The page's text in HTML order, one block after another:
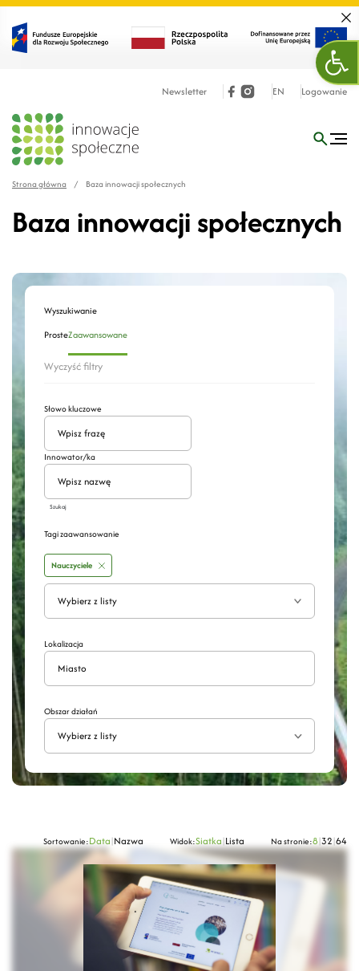
Newsletter EN Logowanie
Strona główna / Baza innowacji społecznych
Baza innowacji społecznych
Wyszukiwanie
ProsteZaawansowane
Wyczyść filtry
Słowo kluczowe
Innowator/ka
Szukaj
Tagi zaawansowanie
Nauczyciele
Wyszukaj Rozwiń
Lokalizacja
Obszar działań
Wybierz z listy
Sortowanie:Data|Nazwa Widok:Siatka|Lista Na stronie:8|32|64